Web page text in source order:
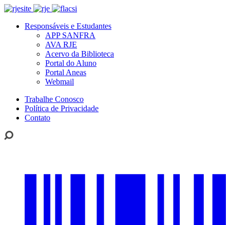
Responsáveis e Estudantes
APP SANFRA
AVA RJE
Acervo da Biblioteca
Portal do Aluno
Portal Aneas
Webmail
Trabalhe Conosco
Política de Privacidade
Contato